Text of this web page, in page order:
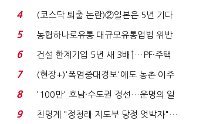
원 간 성과급 불...
4
(코스닥 퇴출 논란)②일본은 5년 기다
려주는데 우리는 ...
5
농협하나로유통 대규모유통업법 위반
적발…공정위, 과...
6
건설 한계기업 5년 새 3배↑…PF·주택
침체에 재무 ...
7
(현장+)'폭염중대경보'에도 농촌 이주
노동자는 강행군…'야...
8
'100만' 호남·수도권 경선…운명의 일
주일
9
친명계 "정청래 지도부 당정 엇박자"…